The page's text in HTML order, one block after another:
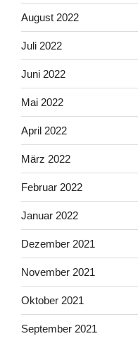
August 2022
Juli 2022
Juni 2022
Mai 2022
April 2022
März 2022
Februar 2022
Januar 2022
Dezember 2021
November 2021
Oktober 2021
September 2021